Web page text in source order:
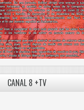
CANAL 8 +TV